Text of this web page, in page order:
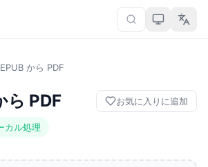
EPUB から PDF
ら PDF
カル処理
お気に入りに追加